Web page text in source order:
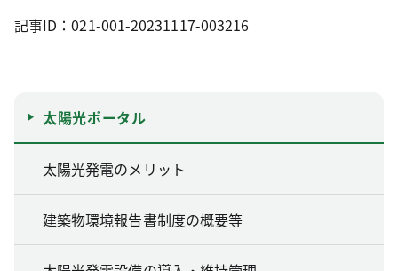
記事ID：021-001-20231117-003216
太陽光ポータル
太陽光発電のメリット
建築物環境報告書制度の概要等